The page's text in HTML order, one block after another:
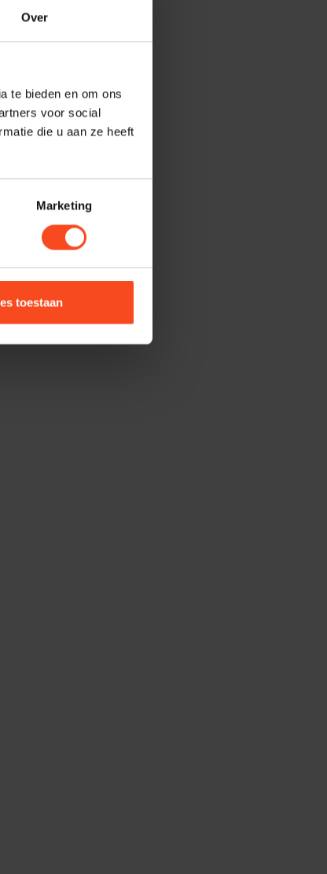
Over
te bieden en om ons
voor social
die u aan ze heeft
Marketing
toestaan